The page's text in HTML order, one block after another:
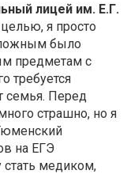
лицей им. Е.Г.
я просто
было
предметам с
требуется
семья. Перед
страшно, но я
на ЕГЭ
стать медиком,